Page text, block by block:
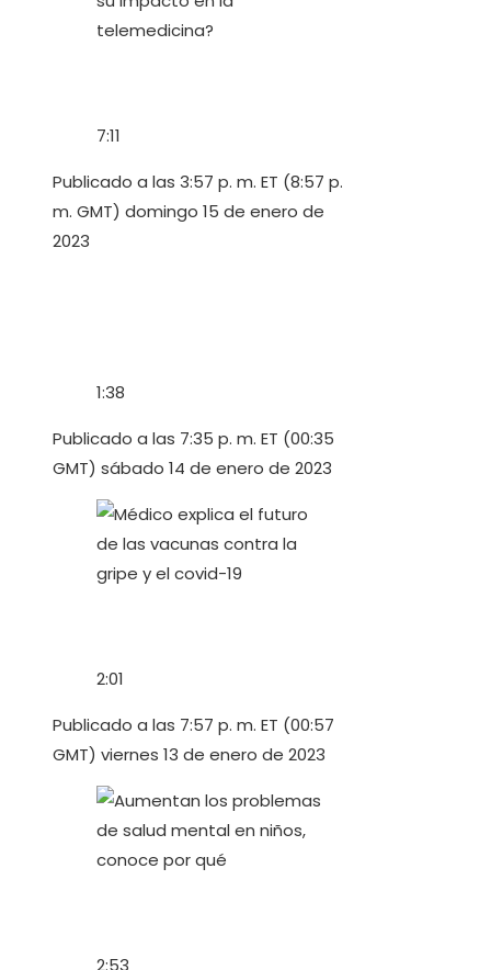
7:11
Publicado a las 3:57 p. m. ET (8:57 p.
m. GMT) domingo 15 de enero de
2023
1:38
Publicado a las 7:35 p. m. ET (00:35
GMT) sábado 14 de enero de 2023
2:01
Publicado a las 7:57 p. m. ET (00:57
GMT) viernes 13 de enero de 2023